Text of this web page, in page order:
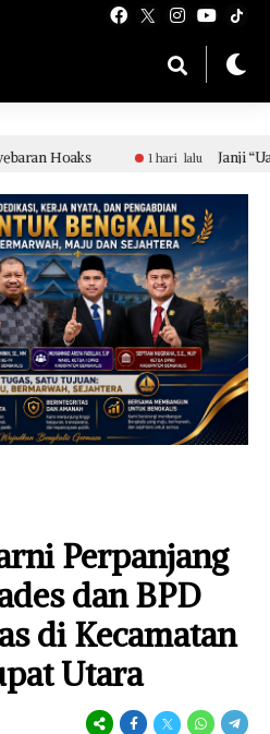
1 hari lalu Janji “Uang Komitmen”
Perpanjang
dan BPD
di Kecamatan
Utara